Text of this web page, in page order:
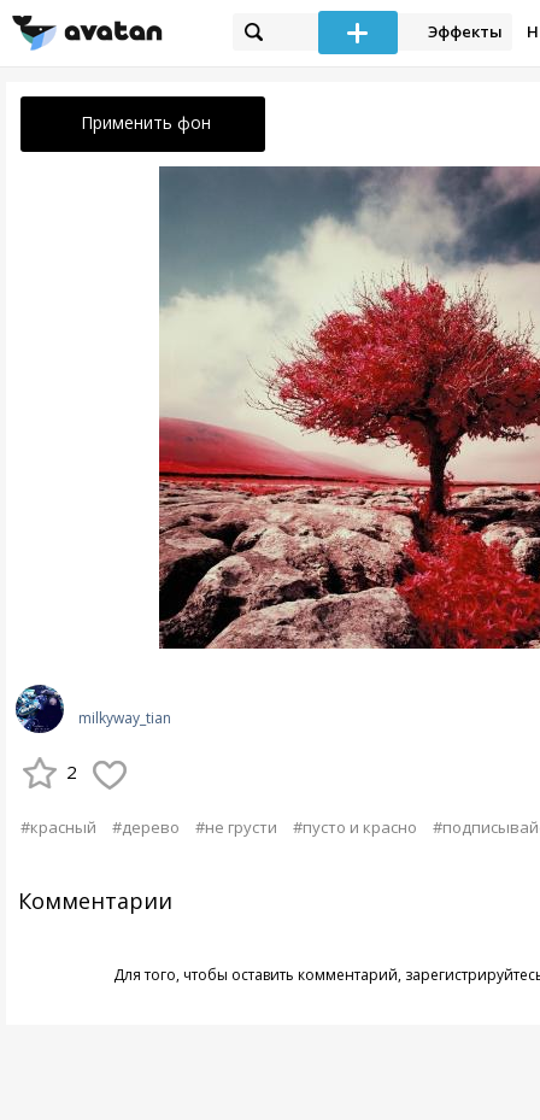
Эффекты
Применить фон
milkyway_tian
2
#красный #дерево #не грусти #пусто и красно
Комментарии
Для того, чтобы оставить комментарий,